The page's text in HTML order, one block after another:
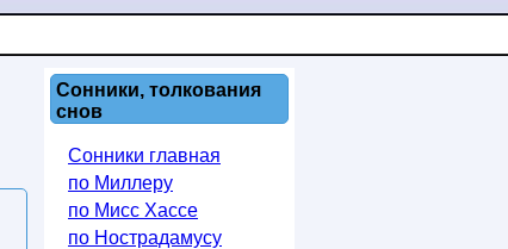
Сонники, толкования
снов
Сонники главная
по Миллеру
по Мисс Хассе
по Нострадамусу